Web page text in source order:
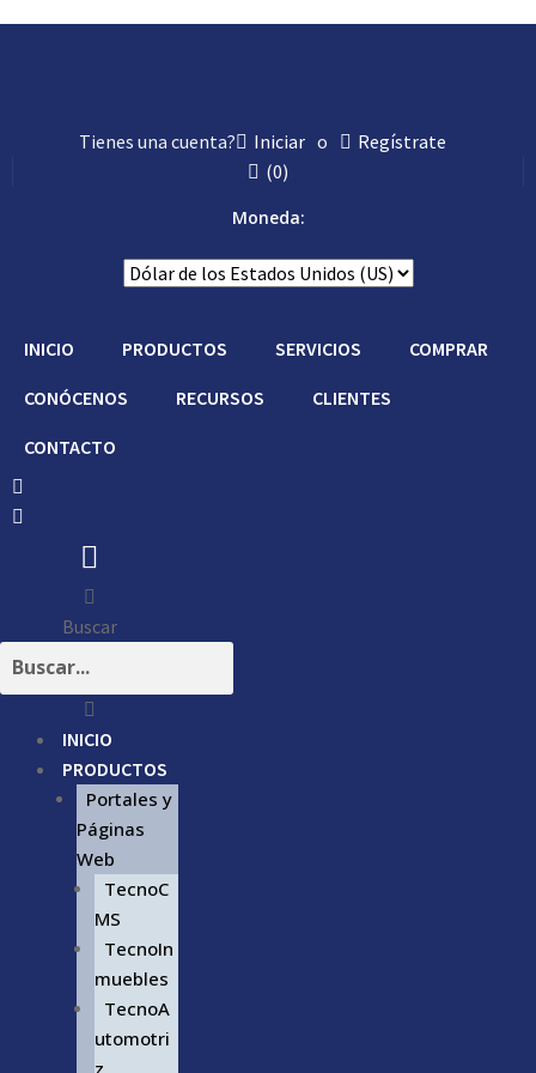
Tienes una cuenta? Iniciar o
Regístrate
(0)
Moneda:
INICIO PRODUCTOS SERVICIOS COMPRAR
CONÓCENOS RECURSOS CLIENTES
CONTACTO
Buscar
INICIO
PRODUCTOS
Portales y
Páginas
Web
TecnoC
MS
TecnoIn
muebles
TecnoA
utomotri
Con Asistencia